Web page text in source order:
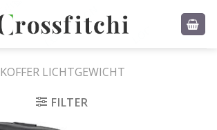
KOFFER LICHTGEWICHT
FILTER